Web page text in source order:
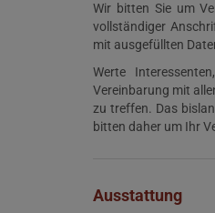
Wir bitten Sie um
vollständiger
mit ausgefüllten
Werte
Vereinbarung mit
zu treffen. Das
bitten daher um Ihr
Ausstattung